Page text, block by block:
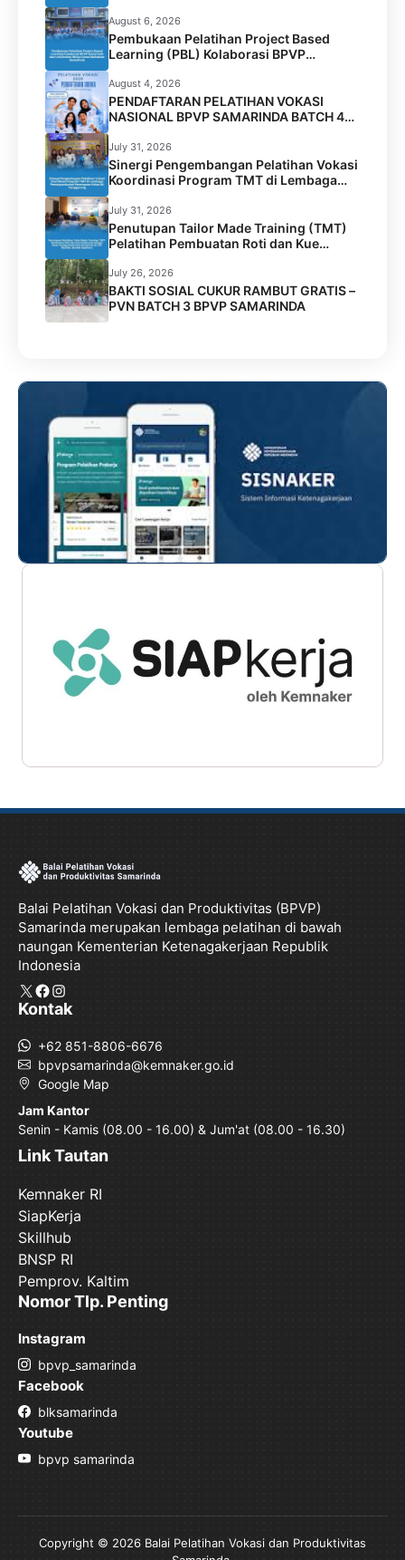
August 6, 2026
Pembukaan Pelatihan Project Based
Learning (PBL) Kolaborasi BPVP
Samarinda dan Universitas Widya Gama
Mahakam Samarinda
August 4, 2026
PENDAFTARAN PELATIHAN VOKASI
NASIONAL BPVP SAMARINDA BATCH 4
RESMI DIBUKA!
July 31, 2026
Sinergi Pengembangan Pelatihan Vokasi
Koordinasi Program TMT di Lembaga
Permasyarakatan Perempuan Kelas IIA
Tenggarong
July 31, 2026
Penutupan Tailor Made Training (TMT)
Pelatihan Pembuatan Roti dan Kue
Kolaborasi BPVP Samarinda dengan
Disnaker Kota Samarinda di LPK Mustika
Jamilah Sejahtera
July 26, 2026
BAKTI SOSIAL CUKUR RAMBUT GRATIS –
PVN BATCH 3 BPVP SAMARINDA
Balai Pelatihan Vokasi dan Produktivitas (BPVP)
Samarinda merupakan lembaga pelatihan di bawah
naungan Kementerian Ketenagakerjaan Republik
Indonesia
X Facebook
Instagram
Kontak
+62 851-8806-6676
bpvpsamarinda@kemnaker.go.id
Google Map
Jam Kantor
Senin - Kamis (08.00 - 16.00) & Jum'at (08.00 - 16.30)
Link Tautan
Kemnaker RI
SiapKerja
Skillhub
BNSP RI
Pemprov. Kaltim
Nomor Tlp. Penting
Instagram
bpvp_samarinda
Facebook
blksamarinda
Youtube
bpvp samarinda
Copyright © 2026 Balai Pelatihan Vokasi dan Produktivitas